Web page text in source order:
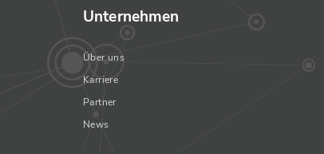
Unternehmen
Über uns
Karriere
Partner
News